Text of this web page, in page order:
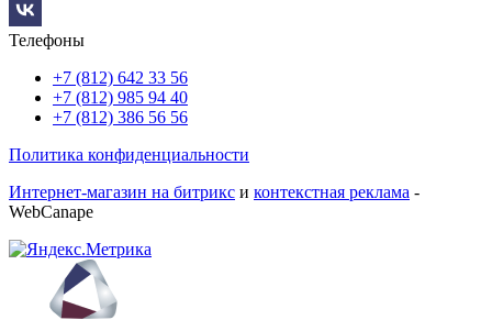
Телефоны
+7 (812) 642 33 56
+7 (812) 985 94 40
+7 (812) 386 56 56
Политика конфиденциальности
Интернет-магазин на битрикс и контекстная реклама -
WebCanape